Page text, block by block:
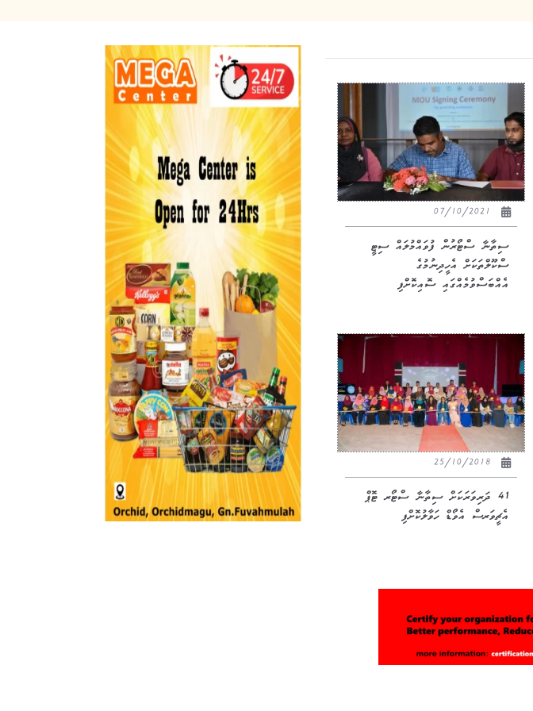
ސިތާނާ ސްޓޯރުން ފުވައްމުލައް ސިޓީ
ސްކޫލްތަކަށް އެހީދިނުމުގެ
އެއްބަސްވުމެއްގައި ސޮއިކޮށްފި
25/10/2018
41 ދަރިވަރަކަށް ސިތާނާ ސްޓޯރ ޓޮޕް
އެޗީވަރސް އެވޯޑް ހަވާލުކޮށްފި